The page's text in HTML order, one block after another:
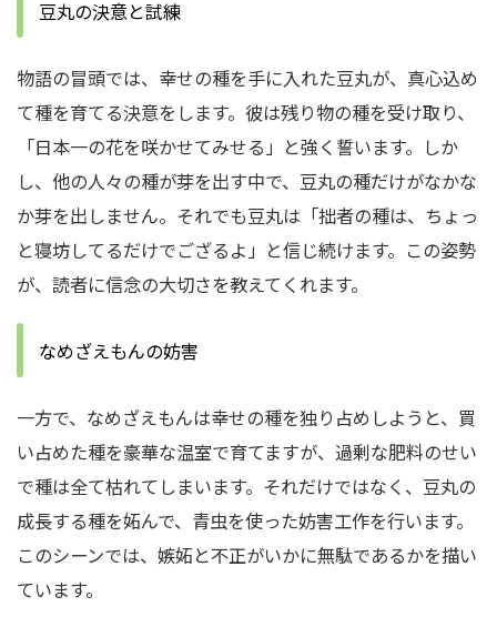
豆丸の決意と試練
物語の冒頭では、幸せの種を手に入れた豆丸が、真心込め
て種を育てる決意をします。彼は残り物の種を受け取り、
「日本一の花を咲かせてみせる」と強く誓います。しか
し、他の人々の種が芽を出す中で、豆丸の種だけがなかな
か芽を出しません。それでも豆丸は「拙者の種は、ちょっ
と寝坊してるだけでござるよ」と信じ続けます。この姿勢
が、読者に信念の大切さを教えてくれます。
なめざえもんの妨害
一方で、なめざえもんは幸せの種を独り占めしようと、買
い占めた種を豪華な温室で育てますが、過剰な肥料のせい
で種は全て枯れてしまいます。それだけではなく、豆丸の
成長する種を妬んで、青虫を使った妨害工作を行います。
このシーンでは、嫉妬と不正がいかに無駄であるかを描い
ています。